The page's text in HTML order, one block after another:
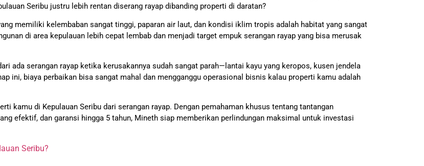
Seribu justru lebih rentan diserang rayap dibanding properti di daratan?
memiliki kelembaban sangat tinggi, paparan air laut, dan kondisi iklim tropis adalah habitat yang sangat
di area kepulauan lebih cepat lembab dan menjadi target empuk serangan rayap yang bisa merusak
ada serangan rayap ketika kerusakannya sudah sangat parah—lantai kayu yang keropos, kusen jendela
ini, biaya perbaikan bisa sangat mahal dan mengganggu operasional bisnis kalau properti kamu adalah
kamu di Kepulauan Seribu dari serangan rayap. Dengan pemahaman khusus tentang tantangan
efektif, dan garansi hingga 5 tahun, Mineth siap memberikan perlindungan maksimal untuk investasi
Seribu?